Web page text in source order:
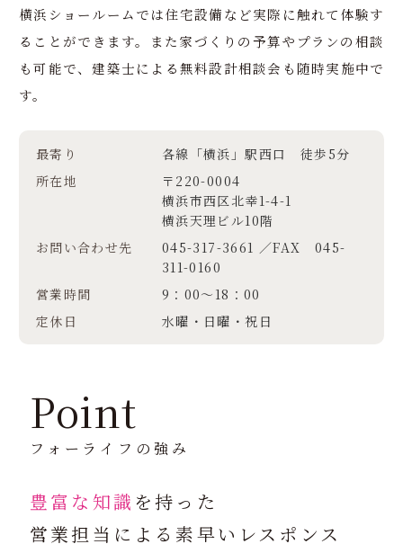
横浜ショールームでは住宅設備など実際に触れて体験す
ることができます。また家づくりの予算やプランの相談
も可能で、建築士による無料設計相談会も随時実施中で
す。
最寄り
各線「横浜」駅西口 徒歩5分
所在地
〒220-0004
横浜市西区北幸1-4-1
横浜天理ビル10階
お問い合わせ先
045-317-3661 ／FAX 045-
311-0160
営業時間
9：00～18：00
定休日
水曜・日曜・祝日
Point
フォーライフの強み
豊富な知識 を持った
営業担当による素早いレスポンス